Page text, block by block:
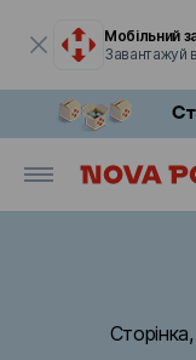
Мобільний
Завантажуй